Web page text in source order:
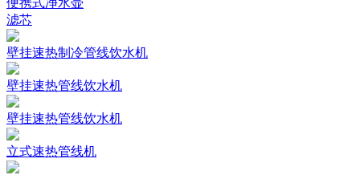
滤芯
壁挂速热制冷管线饮水机
壁挂速热管线饮水机
壁挂速热管线饮水机
立式速热管线机